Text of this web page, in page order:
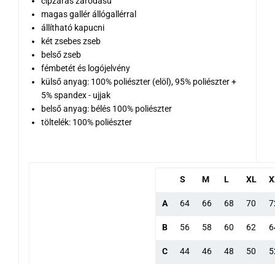
magas gallér állógallérral
állítható kapucni
két zsebes zseb
belső zseb
fémbetét és logójelvény
külső anyag: 100% poliészter (elöl), 95% poliészter +
5% spandex - ujjak
belső anyag: bélés 100% poliészter
töltelék: 100% poliészter
S M L XL
A 64 66 68 70
B 56 58 60 62
C 44 46 48 50